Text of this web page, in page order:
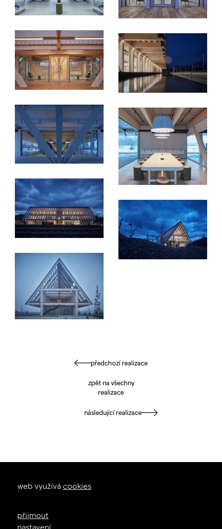
předchozí realizace
zpět na všechny
realizace
následující realizace
web využívá cookies
přijmout
nastavení